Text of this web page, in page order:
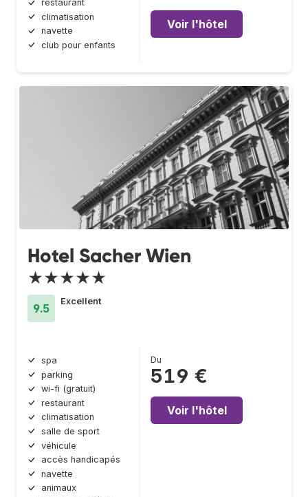
restaurant
climatisation
navette
club pour enfants
Voir l'hôtel
Hotel Sacher Wien
★★★★★
9.5
Excellent
spa
parking
wi-fi (gratuit)
restaurant
climatisation
salle de sport
véhicule
accès handicapés
navette
animaux
Du
519 €
Voir l'hôtel